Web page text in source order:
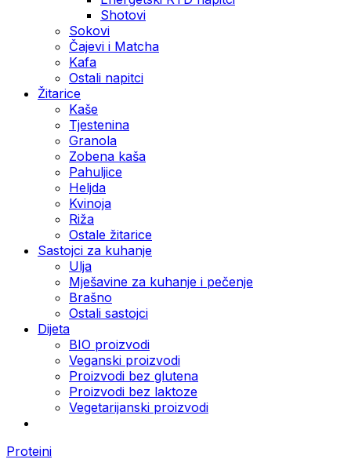
Shotovi
Sokovi
Čajevi i Matcha
Kafa
Ostali napitci
Žitarice
Kaše
Tjestenina
Granola
Zobena kaša
Pahuljice
Heljda
Kvinoja
Riža
Ostale žitarice
Sastojci za kuhanje
Ulja
Mješavine za kuhanje i pečenje
Brašno
Ostali sastojci
Dijeta
BIO proizvodi
Veganski proizvodi
Proizvodi bez glutena
Proizvodi bez laktoze
Vegetarijanski proizvodi
Proteini